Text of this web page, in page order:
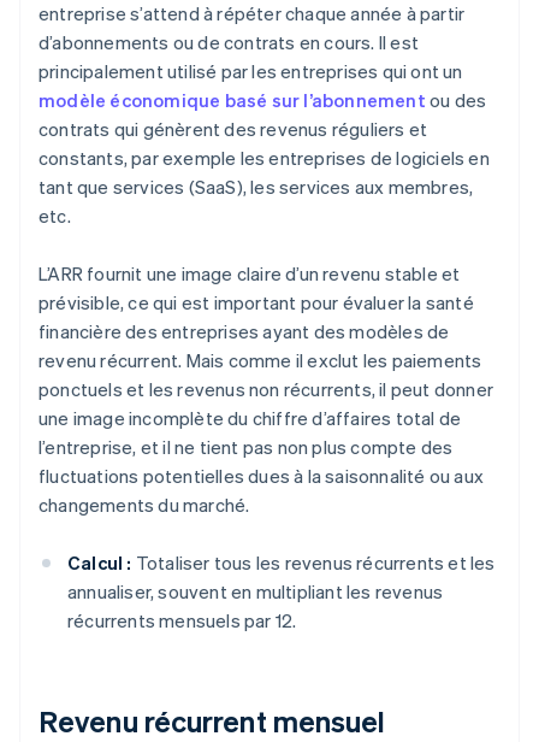
entreprise s’attend à répéter chaque année à partir
d’abonnements ou de contrats en cours. Il est
principalement utilisé par les entreprises qui ont un
modèle économique basé sur l’abonnement ou des
contrats qui génèrent des revenus réguliers et
constants, par exemple les entreprises de logiciels en
tant que services (SaaS), les services aux membres,
etc.
L’ARR fournit une image claire d’un revenu stable et
prévisible, ce qui est important pour évaluer la santé
financière des entreprises ayant des modèles de
revenu récurrent. Mais comme il exclut les paiements
ponctuels et les revenus non récurrents, il peut donner
une image incomplète du chiffre d’affaires total de
l’entreprise, et il ne tient pas non plus compte des
fluctuations potentielles dues à la saisonnalité ou aux
changements du marché.
Calcul : Totaliser tous les revenus récurrents et les
annualiser, souvent en multipliant les revenus
récurrents mensuels par 12.
Revenu récurrent mensuel